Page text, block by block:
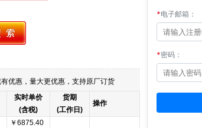
优惠，量大更优惠，支持原厂订货
实时单价
(含税)
货期
(工作日)
操作
￥6875.40
*电子邮箱：
*密码：